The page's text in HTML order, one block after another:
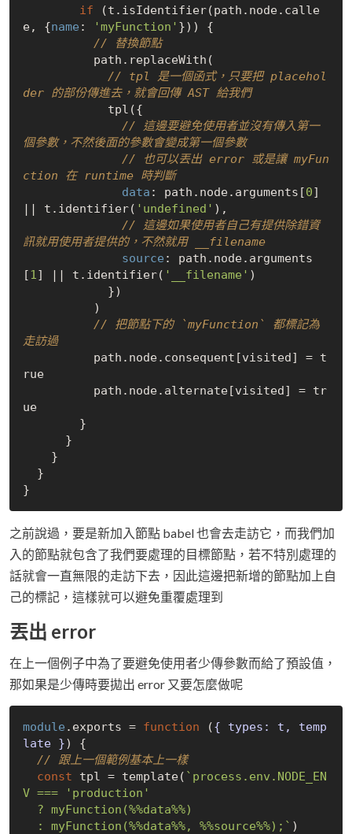
if (t.isIdentifier(path.node.calle
e, {name : 'myFunction' })) {
// 替換節點
// tpl 是一個函式，只要把 placehol
der 的部份傳進去，就會回傳 AST 給我們
// 這邊要避免使用者並沒有傳入第一
個參數，不然後面的參數會變成第一個參數
// 也可以丟出 error 或是讓 myFun
ction 在 runtime 時判斷
data : path.node.arguments[0]
|| t.identifier( 'undefined' ),
// 這邊如果使用者自己有提供除錯資
訊就用使用者提供的，不然就用 __filename
source : path.node.arguments
[1 ] || t.identifier( '__filename' )
// 把節點下的 `myFunction` 都標記為
走訪過
          path.node.consequent[visited] =
t
rue
          path.node.alternate[visited] =
tr
ue
之前說過，要是新加入節點 babel 也會去走訪它，而我們加
入的節點就包含了我們要處理的目標節點，若不特別處理的
話就會一直無限的走訪下去，因此這邊把新增的節點加上自
己的標記，這樣就可以避免重覆處理到
丟出 error
在上一個例子中為了要避免使用者少傳參數而給了預設值，
那如果是少傳時要拋出 error 又要怎麼做呢
module .exports = function ({ types: t, temp
late }) {
// 跟上一個範例基本上一樣
const tpl = template( `process.env.NODE_EN
V === 'production'
  : myFunction(%%data%%, %%source%%);`
)